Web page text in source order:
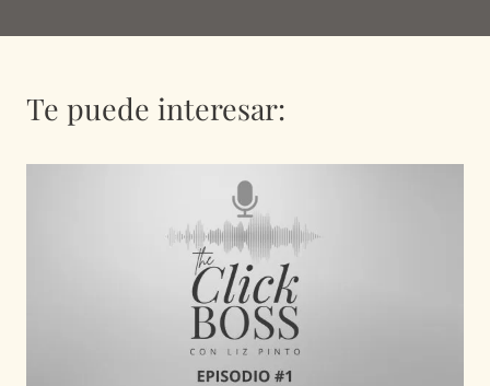
Te puede interesar: